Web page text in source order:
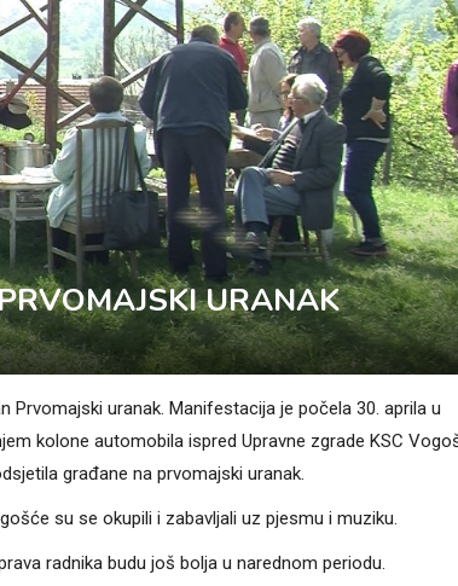
URANAK
Prvomajski uranak. Manifestacija je počela 30. aprila u
kolone automobila ispred Upravne zgrade KSC
građane na prvomajski uranak.
su se okupili i zabavljali uz pjesmu i muziku.
radnika budu još bolja u narednom periodu.